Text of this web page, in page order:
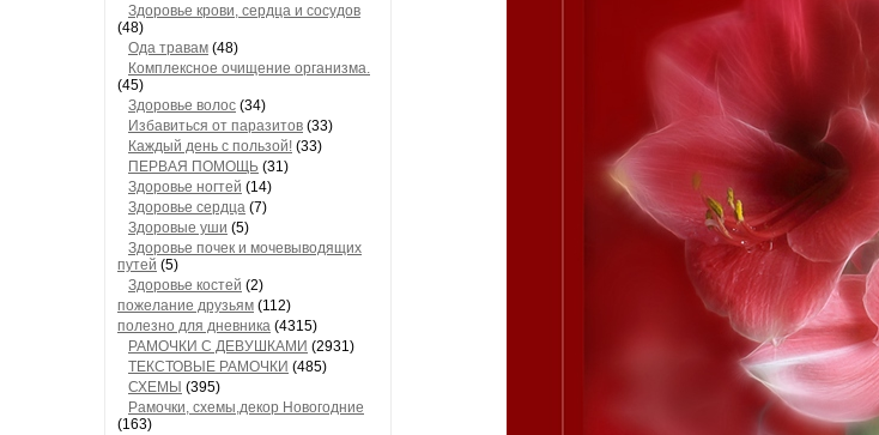
Здоровье крови, сердца и сосудов
(48)
Ода травам (48)
Комплексное очищение организма.
(45)
Здоровье волос (34)
Избавиться от паразитов (33)
Каждый день с пользой! (33)
ПЕРВАЯ ПОМОЩЬ (31)
Здоровье ногтей (14)
Здоровье сердца (7)
Здоровые уши (5)
Здоровье почек и мочевыводящих
путей (5)
Здоровье костей (2)
пожелание друзьям (112)
полезно для дневника (4315)
РАМОЧКИ С ДЕВУШКАМИ (2931)
ТЕКСТОВЫЕ РАМОЧКИ (485)
СХЕМЫ (395)
Рамочки, схемы,декор Новогодние
(163)